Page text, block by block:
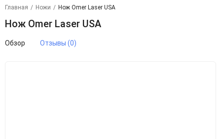
Главная / Ножи / Нож Omer Laser USA
Нож Omer Laser USA
Обзор Отзывы (0)